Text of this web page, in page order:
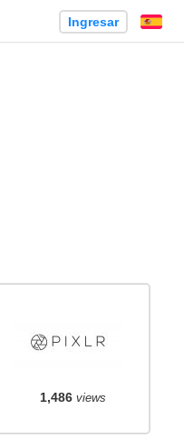
Ingresar
1,486 views